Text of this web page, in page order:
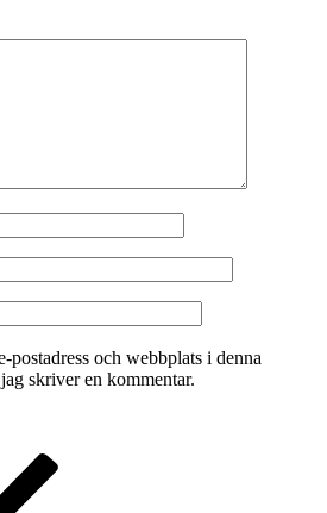
postadress och webbplats i denna
skriver en kommentar.